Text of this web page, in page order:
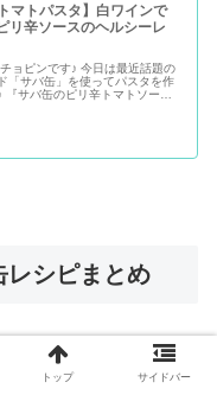
マトパスタ】白ワインで
リ辛ソースのヘルシーレ
ョピンです♪ 今日は最近話題の
「サバ缶」を使ってパスタを作
『サバ缶のピリ辛トマトソース
レシピまとめ
! 』で紹介された1週
シピ。
トップ サイドバー